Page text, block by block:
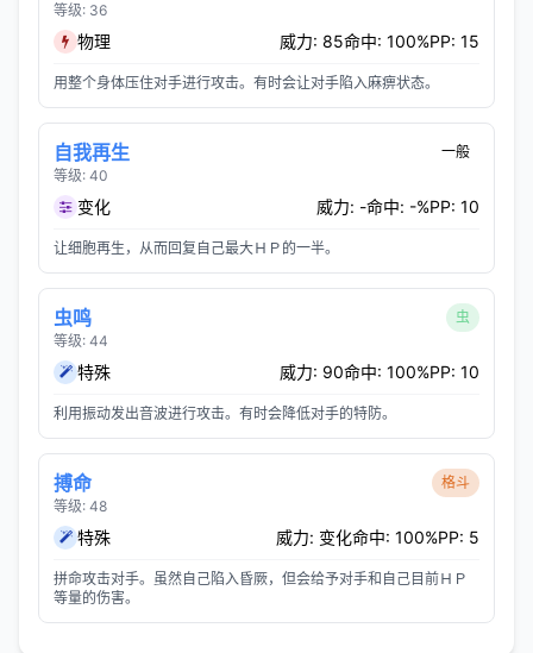
等级: 36
物理 威力: 85命中: 100%PP: 15
用整个身体压住对手进行攻击。有时会让对手陷入麻痹状态。
自我再生
等级: 40
一般
变化 威力: -命中: -%PP: 10
让细胞再生，从而回复自己最大ＨＰ的一半。
虫鸣
等级: 44
虫
特殊 威力: 90命中: 100%PP: 10
利用振动发出音波进行攻击。有时会降低对手的特防。
搏命
等级: 48
格斗
特殊 威力: 变化命中: 100%PP: 5
拼命攻击对手。虽然自己陷入昏厥，但会给予对手和自己目前ＨＰ
等量的伤害。